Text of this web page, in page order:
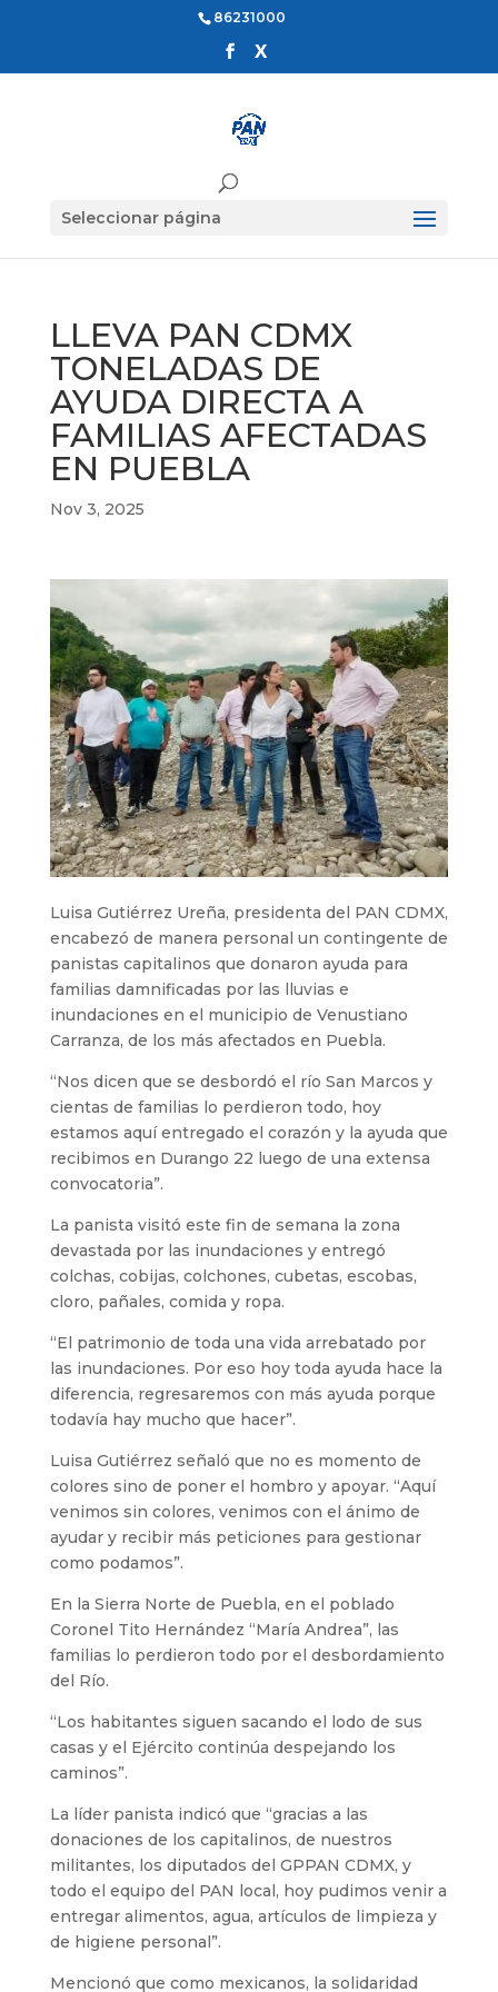
86231000
Seleccionar página
LLEVA PAN CDMX
TONELADAS DE
AYUDA DIRECTA A
FAMILIAS AFECTADAS
EN PUEBLA
Nov 3, 2025
Luisa Gutiérrez Ureña, presidenta del PAN CDMX,
encabezó de manera personal un contingente de
panistas capitalinos que donaron ayuda para
familias damnificadas por las lluvias e
inundaciones en el municipio de Venustiano
Carranza, de los más afectados en Puebla.
“Nos dicen que se desbordó el río San Marcos y
cientas de familias lo perdieron todo, hoy
estamos aquí entregado el corazón y la ayuda que
recibimos en Durango 22 luego de una extensa
convocatoria”.
La panista visitó este fin de semana la zona
devastada por las inundaciones y entregó
colchas, cobijas, colchones, cubetas, escobas,
cloro, pañales, comida y ropa.
“El patrimonio de toda una vida arrebatado por
las inundaciones. Por eso hoy toda ayuda hace la
diferencia, regresaremos con más ayuda porque
todavía hay mucho que hacer”.
Luisa Gutiérrez señaló que no es momento de
colores sino de poner el hombro y apoyar. “Aquí
venimos sin colores, venimos con el ánimo de
ayudar y recibir más peticiones para gestionar
como podamos”.
En la Sierra Norte de Puebla, en el poblado
Coronel Tito Hernández “María Andrea”, las
familias lo perdieron todo por el desbordamiento
del Río.
“Los habitantes siguen sacando el lodo de sus
casas y el Ejército continúa despejando los
caminos”.
La líder panista indicó que “gracias a las
donaciones de los capitalinos, de nuestros
militantes, los diputados del GPPAN CDMX, y
todo el equipo del PAN local, hoy pudimos venir a
entregar alimentos, agua, artículos de limpieza y
de higiene personal”.
Mencionó que como mexicanos, la solidaridad